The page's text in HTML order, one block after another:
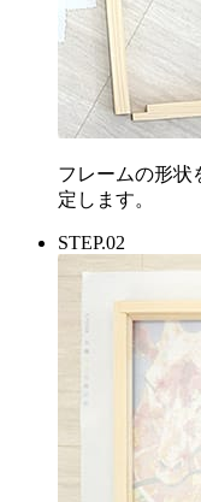
フレームの形状
定します。
STEP.02